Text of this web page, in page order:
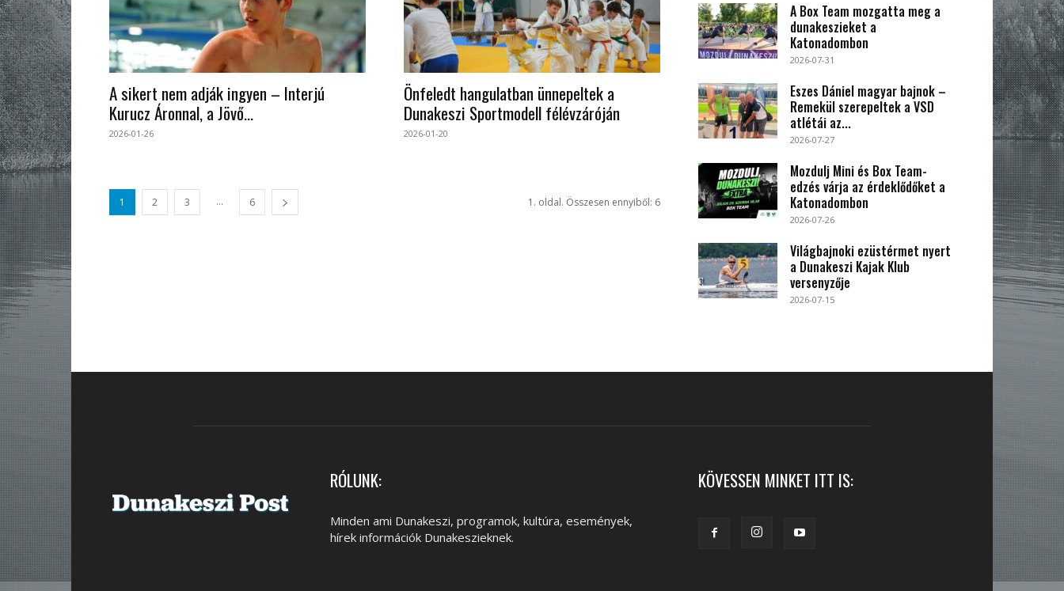
A sikert nem adják ingyen – Interjú
Kurucz Áronnal, a Jövő...
2026-01-26
Önfeledt hangulatban ünnepeltek a
Dunakeszi Sportmodell félévzáróján
2026-01-20
1 2 3 ... 6 1. oldal. Összesen ennyiből: 6
A Box Team mozgatta meg a
dunakeszieket a
Katonadombon
2026-07-31
Eszes Dániel magyar bajnok –
Remekül szerepeltek a VSD
atlétái az...
2026-07-27
Mozdulj Mini és Box Team-
edzés várja az érdeklődőket a
Katonadombon
2026-07-26
Világbajnoki ezüstérmet nyert
a Dunakeszi Kajak Klub
versenyzője
2026-07-15
RÓLUNK:
Minden ami Dunakeszi, programok, kultúra, események,
hírek információk Dunakeszieknek.
KÖVESSEN MINKET ITT IS: